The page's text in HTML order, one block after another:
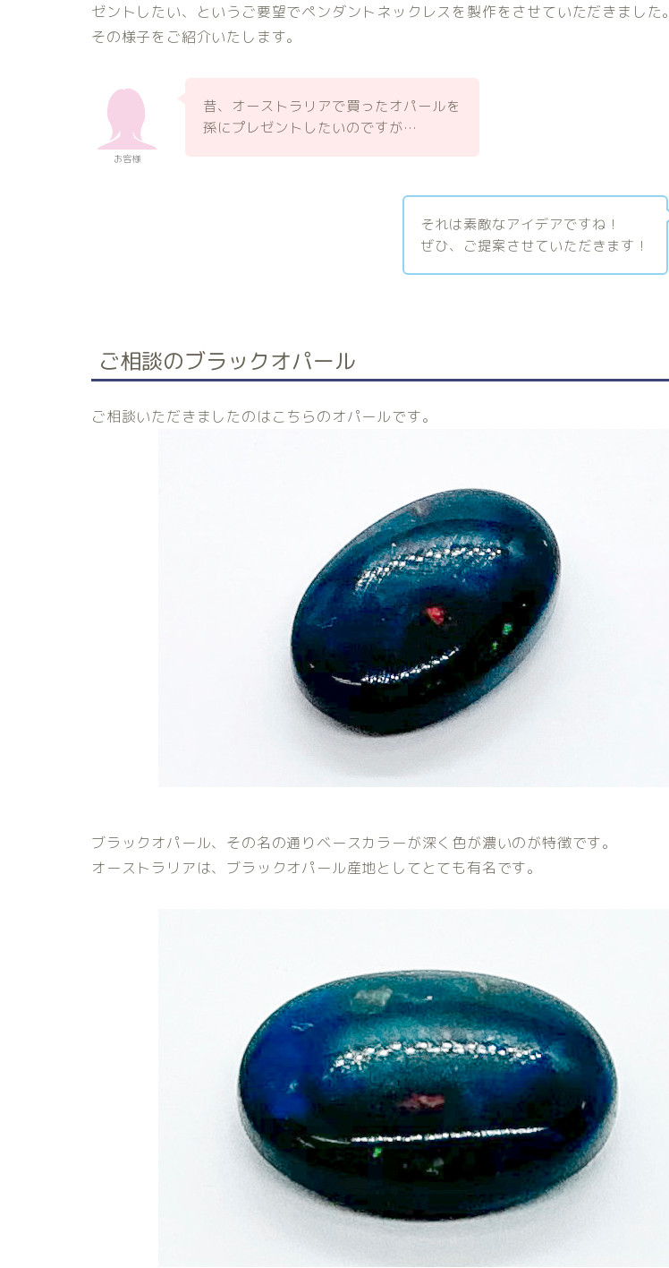
ゼントしたい、というご要望でペンダントネックレスを製作をさせていただきました。
その様子をご紹介いたします。
お客様
昔、オーストラリアで買ったオパールを
孫にプレゼントしたいのですが…
それは素敵なアイデアですね！
ぜひ、ご提案させていただきます！
ご相談のブラックオパール
ご相談いただきましたのはこちらのオパールです。
ブラックオパール、その名の通りベースカラーが深く色が濃いのが特徴です。
オーストラリアは、ブラックオパール産地としてとても有名です。